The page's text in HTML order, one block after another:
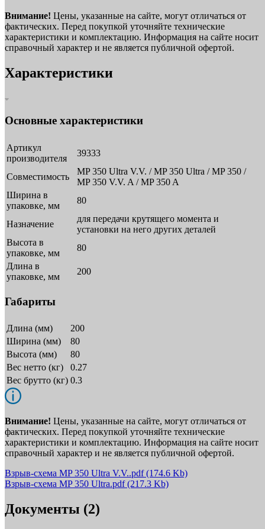
Внимание! Цены, указанные на сайте, могут отличаться от
фактических. Перед покупкой уточняйте технические
характеристики и комплектацию. Информация на сайте носит
справочный характер и не является публичной офертой.
Характеристики
Основные характеристики
Артикул
производителя
39333
Совместимость
MP 350 Ultra V.V. / MP 350 Ultra / MP 350 /
MP 350 V.V. A / MP 350 A
Ширина в
упаковке, мм
80
Назначение
для передачи крутящего момента и
установки на него других деталей
Высота в
упаковке, мм
80
Длина в
упаковке, мм
200
Габариты
Длина (мм)
200
Ширина (мм)
80
Высота (мм)
80
Вес нетто (кг)
0.27
Вес брутто (кг) 0.3
Внимание! Цены, указанные на сайте, могут отличаться от
фактических. Перед покупкой уточняйте технические
характеристики и комплектацию. Информация на сайте носит
справочный характер и не является публичной офертой.
Взрыв-схема MP 350 Ultra V.V..pdf(174.6 Kb)
Взрыв-схема MP 350 Ultra.pdf(217.3 Kb)
Документы (2)